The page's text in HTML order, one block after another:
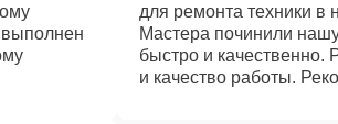
выполнен
для ремонта техники в
Мастера починили
быстро и качественно.
и качество работы.